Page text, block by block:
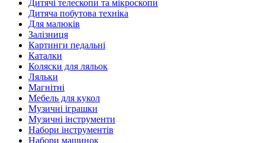
Дитячі телескопи та мікроскопи
Дитяча побутова техніка
Для малюків
Залізниця
Картинги педальні
Каталки
Коляски для ляльок
Ляльки
Магнітні
Мебель для кукол
Музичні іграшки
Музичні інструменти
Набори інструментів
Набори машинок